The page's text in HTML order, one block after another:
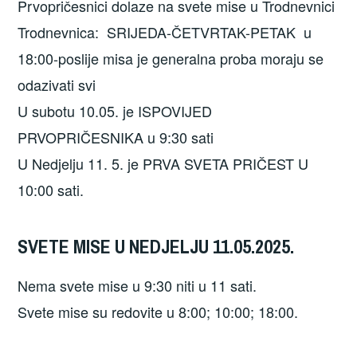
Prvopričesnici dolaze na svete mise u Trodnevnici
Trodnevnica: SRIJEDA-ČETVRTAK-PETAK u
18:00-poslije misa je generalna proba moraju se
odazivati svi
U subotu 10.05. je ISPOVIJED
PRVOPRIČESNIKA u 9:30 sati
U Nedjelju 11. 5. je PRVA SVETA PRIČEST U
10:00 sati.
SVETE MISE U NEDJELJU 11.05.2025.
Nema svete mise u 9:30 niti u 11 sati.
Svete mise su redovite u 8:00; 10:00; 18:00.